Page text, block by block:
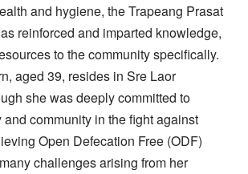
and hygiene, the Trapeang Prasat
reinforced and imparted knowledge,
to the community specifically.
aged 39, resides in Sre Laor
she was deeply committed to
community in the fight against
Open Defecation Free (ODF)
challenges arising from her